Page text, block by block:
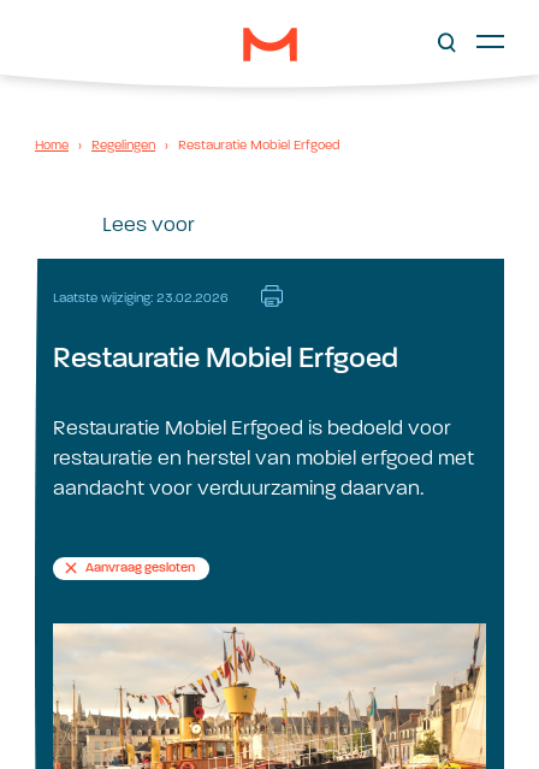
Home › Regelingen › Restauratie Mobiel Erfgoed
Lees voor
Laatste wijziging: 23.02.2026
Restauratie Mobiel Erfgoed
Restauratie Mobiel Erfgoed is bedoeld voor
restauratie en herstel van mobiel erfgoed met
aandacht voor verduurzaming daarvan.
Aanvraag gesloten